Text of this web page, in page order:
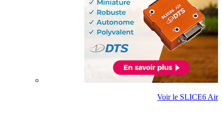
Voir le SLICE6 Air